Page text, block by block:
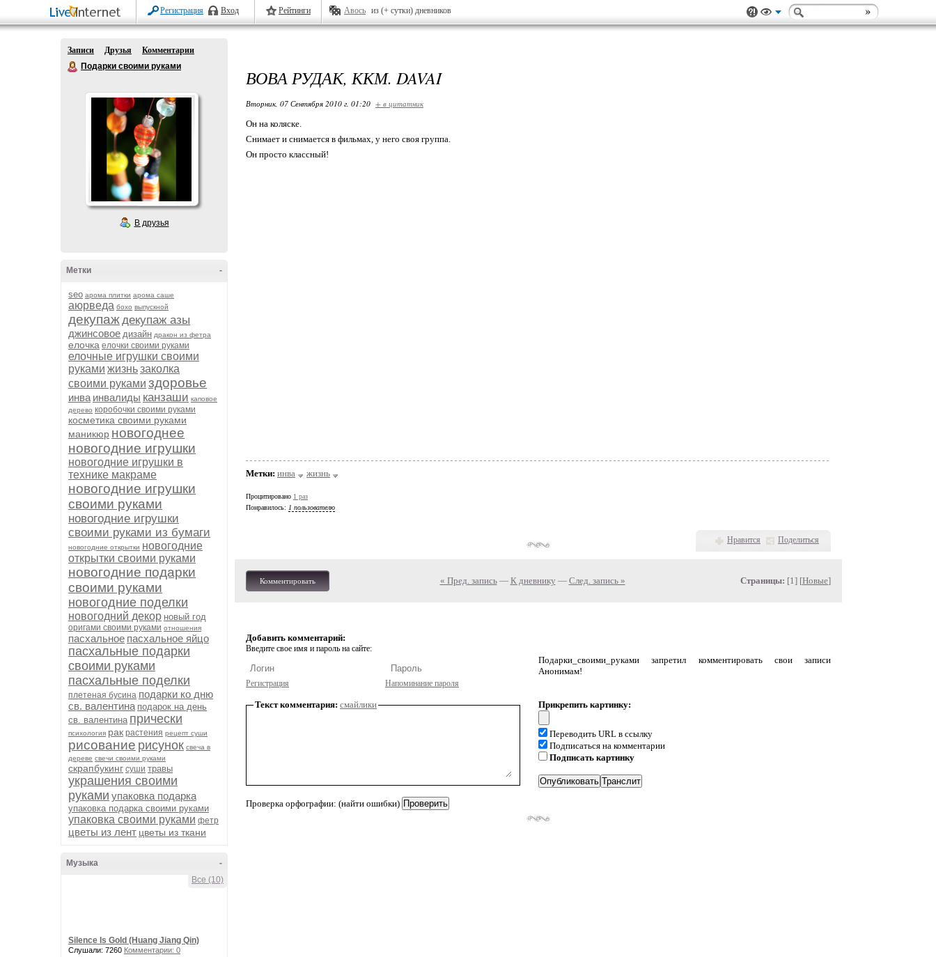
Регистрация Вход Рейтинги Авось из (+ сутки) дневников
Записи Друзья
Комментарии
Подарки своими руками
В друзья
-
Метки
seo арома плитки арома саше
аюрведа бохо выпускной
декупаждекупаж азы
джинсовое дизайн дракон из фетра
елочка елочки своими руками
елочные игрушки своими
руками жизньзаколка
своими руками здоровье
инва инвалиды канзаши каповое
дерево коробочки своими руками
косметика своими руками
маникюр новогоднее
новогодние игрушки
новогодние игрушки в
технике макраме
новогодние игрушки
своими руками
новогодние игрушки
своими руками из бумаги
новогодние открытки новогодние
открытки своими руками
новогодние подарки
своими руками
новогодние поделки
новогодний декор новый год
оригами своими руками отношения
пасхальное пасхальное яйцо
пасхальные подарки
своими руками
пасхальные поделки
плетеная бусина подарки ко дню
св. валентина подарок на день
св. валентина прически
психология рак растения рецепт суши
рисование рисунок свеча в
дереве свечи своими руками
скрапбукинг суши травы
украшения своими
руками упаковка подарка
упаковка подарка своими руками
упаковка своими руками фетр
цветы из лент цветы из ткани
-
Музыка
Все (10)
Silence Is Gold (Huang Jiang Qin)
Слушали: 7260 Комментарии: 0
ВОВА РУДАК, ККМ. DAVAI
Вторник, 07 Сентября 2010 г. 01:20 + в цитатник
Он на коляске.
Снимает и снимается в фильмах, у него своя группа.
Он просто классный!
Метки: инва жизнь
Процитировано 1 раз
Понравилось: 1 пользователю
Нравится Поделиться
Комментировать « Пред. запись— К дневнику — След. запись » Страницы: [1] [Новые]
Добавить комментарий:
Введите свое имя и пароль на сайте:
Регистрация Напоминание пароля
Подарки_своими_руками запретил комментировать свои записи
Анонимам!
Текст комментария: смайлики
Проверка орфографии: (найти ошибки)
Прикрепить картинку:
Переводить URL в ссылку
Подписаться на комментарии
Подписать картинку